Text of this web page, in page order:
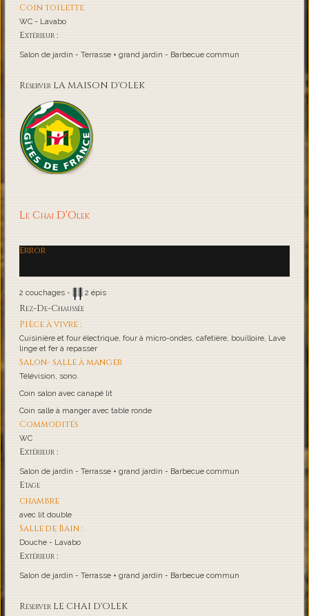
Coin toilette
WC - Lavabo
Extérieur :
Salon de jardin - Terrasse + grand jardin - Barbecue commun
Réserver LA MAISON D'OLEK
Le Chai D'Olek
Error
2 couchages - 2 épis
Rez-De-Chaussée
Pièce à vivre :
Cuisinière et four électrique, four à micro-ondes, cafetière, bouilloire, Lave
linge et fer à repasser
Salon- salle à manger
Télévision, sono.
Coin salon avec canapé lit
Coin salle à manger avec table ronde
Commodités
WC
Extérieur :
Salon de jardin - Terrasse + grand jardin - Barbecue commun
Etage
chambre
avec lit double
Salle de Bain :
Douche - Lavabo
Extérieur :
Salon de jardin - Terrasse + grand jardin - Barbecue commun
Réserver LE CHAI D'OLEK